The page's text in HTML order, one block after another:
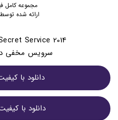
مجموعه کامل
ارائه شده
Service 2014
سرویس مخفی
دانلود با کیفیت ۷۲۰
دانلود با کیفیت ۱۰۸۰